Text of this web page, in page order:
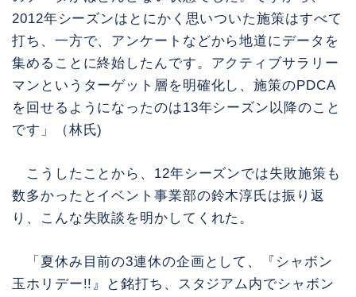
2012年シーズンはとにかく思いついた施策はすべて
打ち、一方で、アンケートなどから地道にデータを
集めることに終始したんです。アクティブサラリー
マンというターゲット層を明確化し、施策のPDCA
を回せるようになったのは13年シーズン以降のこと
です」（林氏)
こうしたことから、12年シーズンでは失敗施策も
数多かったとイベント事業部の鈴木淳氏は振り返
り、こんな失敗談を明かしてくれた。
「夏休み目前の3連休の企画として、『シャボン
玉ホリデー!!』と銘打ち、スタジアム内でシャボン